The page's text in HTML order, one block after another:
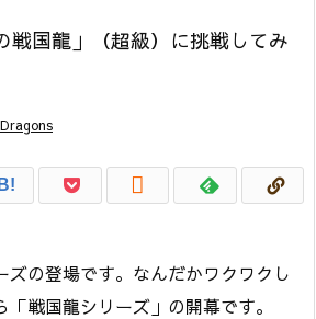
戦国龍」（超級）に挑戦してみ
B! 
ズの登場です。なんだかワクワクし
戦国龍シリーズ」の開幕です。